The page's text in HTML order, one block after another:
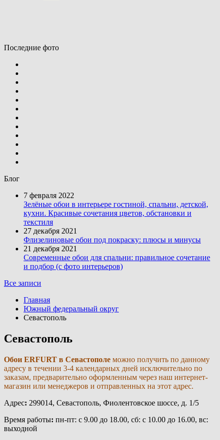
Последние фото
Блог
7 февраля 2022
Зелёные обои в интерьере гостиной, спальни, детской,
кухни. Красивые сочетания цветов, обстановки и
текстиля
27 декабря 2021
Флизелиновые обои под покраску: плюсы и минусы
21 декабря 2021
Современные обои для спальни: правильное сочетание
и подбор (с фото интерьеров)
Все записи
Главная
Южный федеральный округ
Севастополь
Севастополь
Обои ERFURT в Севастополе можно получить по данному
адресу в течении 3-4 календарных дней исключительно по
заказам, предварительно оформленным через наш интернет-
магазин или менеджеров и отправленных на этот адрес.
Адрес: 299014, Севастополь, Фиолентовское шоссе, д. 1/5
Время работы: пн-пт: с 9.00 до 18.00, сб: с 10.00 до 16.00, вс:
выходной